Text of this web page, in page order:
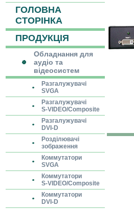
ГОЛОВНА
СТОРІНКА
ПРОДУКЦІЯ
Обладнання для
аудіо та
відеосистем
Разгалужувачі
SVGA
Разгалужувачі
S-VIDEO/Composite
Разгалужувачі
DVI-D
Розділювачі
зображення
Коммутатори
SVGA
Коммутатори
S-VIDEO/Composite
Коммутатори
DVI-D